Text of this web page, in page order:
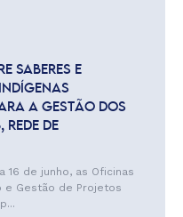
SABERES E
A GESTÃO DOS
REDE DE
16 de junho, as Oficinas
e Gestão de Projetos